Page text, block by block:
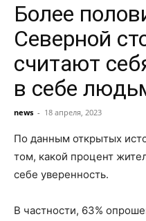
Более
Северной
считают
в себе
news - 18 апреля, 2023
По данным открытых
том, какой процент
себе уверенность.
В частности, 63%